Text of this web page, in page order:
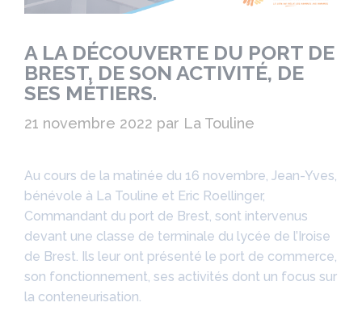
A LA DÉCOUVERTE DU PORT DE
BREST, DE SON ACTIVITÉ, DE
SES MÉTIERS.
21 novembre 2022 par La Touline
Au cours de la matinée du 16 novembre, Jean-Yves,
bénévole à La Touline et Eric Roellinger,
Commandant du port de Brest, sont intervenus
devant une classe de terminale du lycée de l’Iroise
de Brest. Ils leur ont présenté le port de commerce,
son fonctionnement, ses activités dont un focus sur
la conteneurisation.